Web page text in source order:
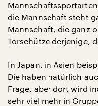
die Mannschaft steht
Mannschaft, die ganz
Torschütze derjenige,
In Japan, in Asien
Die haben natürlich
Frage, aber dort wird
sehr viel mehr in